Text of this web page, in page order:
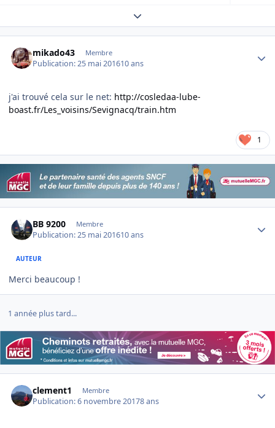
Expand topic overview
mikado43 Membre
Publication:25 mai 201610 ans
j'ai trouvé cela sur le net: http://cosledaa-lube-
boast.fr/Les_voisins/Sevignacq/train.htm
1
BB 9200 Membre
Publication:25 mai 201610 ans
AUTEUR
Merci beaucoup !
1 année plus tard...
clement1 Membre
Publication:6 novembre 20178 ans